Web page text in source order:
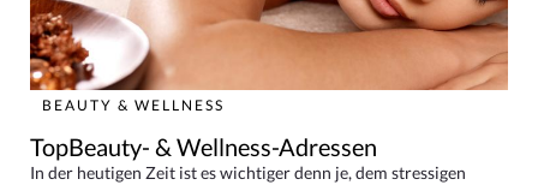
BEAUTY & WELLNESS
TopBeauty- & Wellness-Adressen
In der heutigen Zeit ist es wichtiger denn je, dem stressigen